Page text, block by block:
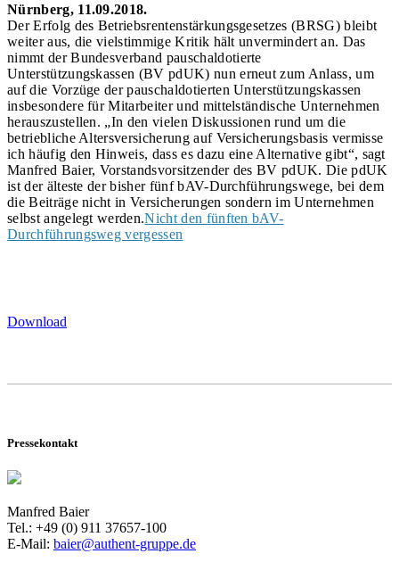
Nürnberg, 11.09.2018.
Der Erfolg des Betriebsrentenstärkungsgesetzes (BRSG) bleibt
weiter aus, die vielstimmige Kritik hält unvermindert an. Das
nimmt der Bundesverband pauschaldotierte
Unterstützungskassen (BV pdUK) nun erneut zum Anlass, um
auf die Vorzüge der pauschaldotierten Unterstützungskassen
insbesondere für Mitarbeiter und mittelständische Unternehmen
herauszustellen. „In den vielen Diskussionen rund um die
betriebliche Altersversicherung auf Versicherungsbasis vermisse
ich häufig den Hinweis, dass es dazu eine Alternative gibt“, sagt
Manfred Baier, Vorstandsvorsitzender des BV pdUK. Die pdUK
ist der älteste der bisher fünf bAV-Durchführungswege, bei dem
die Beiträge nicht in Versicherungen sondern im Unternehmen
selbst angelegt werden.Nicht den fünften bAV-
Durchführungsweg vergessen
Download
Pressekontakt
Manfred Baier
Tel.: +49 (0) 911 37657-100
E-Mail: baier@authent-gruppe.de